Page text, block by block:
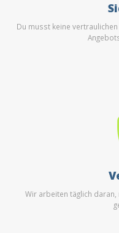
Du musst keine
Wir arbeiten täglich daran,